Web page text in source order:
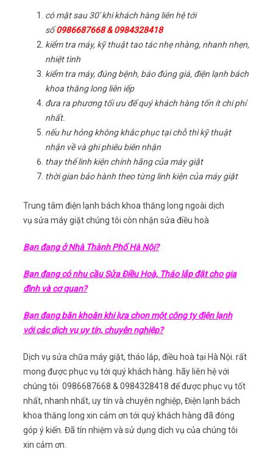
có mặt sau 30′ khi khách hàng liên hệ tới
số0986687668 & 0984328418
kiểm tra máy, kỹ thuật tao tác nhẹ nhàng, nhanh nhẹn,
nhiệt tình
kiểm tra máy, đúng bệnh, báo đúng giá, điện lạnh bách
khoa thăng long liên iếp
đưa ra phương tối ưu để quý khách hàng tốn ít chi phí
nhất.
nếu hư hỏng không khắc phục tại chỗ thì kỹ thuật
nhận về và ghi phiêu biên nhận
thay thế linh kiện chính hãng của máy giặt
thời gian bảo hành theo từng linh kiện của máy giặt
Trung tâm điện lạnh bách khoa thăng long ngoài dịch
vụ sửa máy giặt chúng tôi còn nhận sửa điều hoà
Bạn đang ở Nhà Thành Phố Hà Nội?
Bạn đang có nhu cầu Sửa Điều Hoà, Tháo lắp đặt cho gia
đình và cơ quan?
Bạn đang băn khoăn khi lựa chọn một công ty điện lạnh
với các dịch vụ uy tín, chuyên nghiệp?
Dịch vụ sửa chữa máy giặt, tháo lắp, điều hoà tại Hà Nội. rất
mong được phục vụ tới quý khách hàng. hãy liên hệ với
chúng tôi 0986687668 & 0984328418 để được phục vụ tốt
nhất, nhanh nhất, uy tín và chuyên nghiệp, Điện lạnh bách
khoa thăng long xin cảm ơn tới quý khách hàng đã đóng
góp ý kiến. Đã tín nhiệm và sử dụng dịch vụ của chúng tôi
xin cảm ơn.